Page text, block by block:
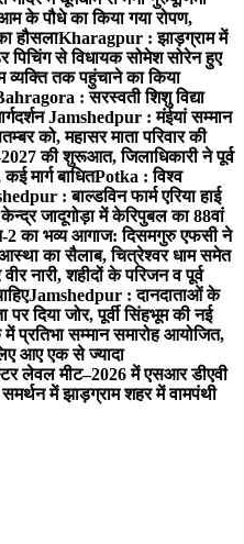
के पौधे का किया गया रोपण,
हौसलाKharagpur : झाड़ग्राम में
पिचिंग से विधायक सोमेश सोरेन हुए
व्यक्ति तक पहुंचाने का किया
: सरस्वती शिशु विद्या
Jamshedpur : मंईयां सम्मान
को, महासर माता परिवार की
की शुरूआत, जिलाधिकारी ने पूर्व
मार्ग बाधितPotka : विश्व
: बाल्डविन फार्म एरिया हाई
जादूगोड़ा में केरिपुबल का 88वां
2 का भव्य आगाज: दिसमगुरु एफसी ने
का सैलाब, चित्रेश्वर धाम समेत
नारी, शहीदों के परिजन व पूर्व
Jamshedpur : दानदाताओं के
दिया जोर, पूर्वी सिंहभूम की नई
सम्मान समारोह आयोजित,
आए एक से ज्यादा
लेवल मीट–2026 में एसआर डीएवी
में झाड़ग्राम शहर में वामपंथी